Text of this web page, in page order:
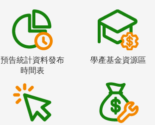
預告統計資料發布
時間表
學產基金資源區